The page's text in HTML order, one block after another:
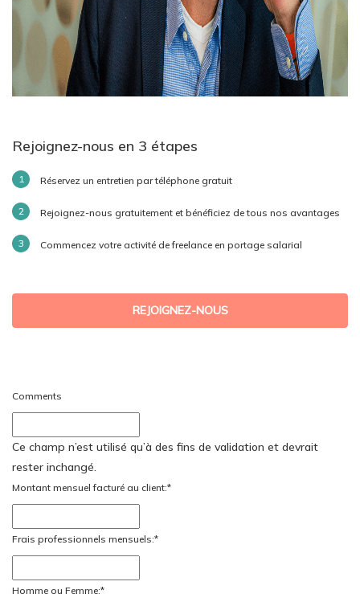
Rejoignez-nous en 3 étapes
Réservez un entretien par téléphone gratuit
Rejoignez-nous gratuitement et bénéficiez de tous nos avantages
Commencez votre activité de freelance en portage salarial
REJOIGNEZ-NOUS
Comments
Ce champ n’est utilisé qu’à des fins de validation et devrait
rester inchangé.
Montant mensuel facturé au client:*
Frais professionnels mensuels:*
Homme ou Femme:*